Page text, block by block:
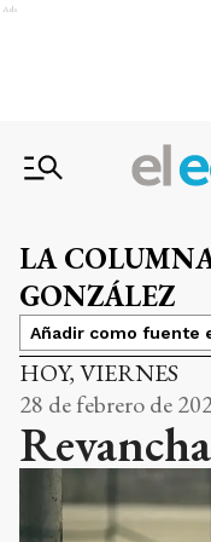
Ads
LA
GONZÁLEZ
Añadir como fuente
HOY, VIERNES
28 de febrero de